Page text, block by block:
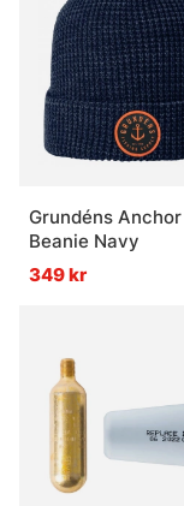
Grundéns
Beanie Navy
349 kr